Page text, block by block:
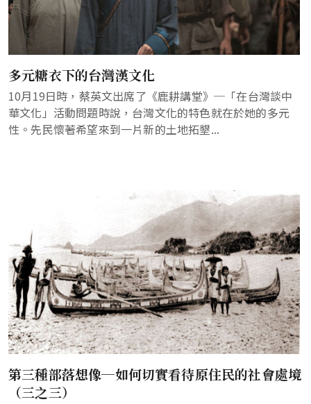
多元糖衣下的台灣漢文化
10月19日時，蔡英文出席了《鹿耕講堂》─「在台灣談中
華文化」活動問題時說，台灣文化的特色就在於她的多元
性。先民懷著希望來到一片新的土地拓墾...
第三種部落想像─如何切實看待原住民的社會處境
（三之三）